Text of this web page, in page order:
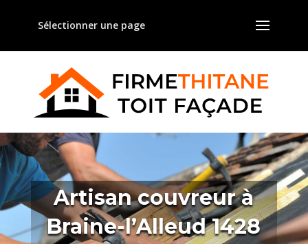
Sélectionner une page
Artisan couvreur à
Braine-l’Alleud 1428